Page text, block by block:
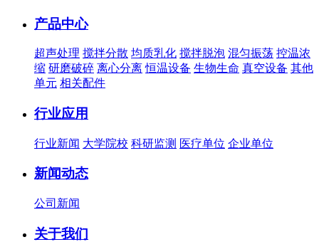
产品中心
超声处理 搅拌分散 均质乳化 搅拌脱泡 混匀振荡 控温浓
缩 研磨破碎 离心分离 恒温设备 生物生命 真空设备 其他
单元 相关配件
行业应用
行业新闻 大学院校 科研监测 医疗单位 企业单位
新闻动态
公司新闻
关于我们